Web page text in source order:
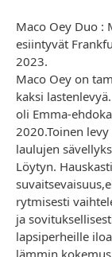
Maco Oey Duo :
esiintyvät
2023.
Maco Oey on
kaksi
oli Emma-
2020.Toinen
laulujen
Löytyn.
rytmisesti
ja
lapsiperheille